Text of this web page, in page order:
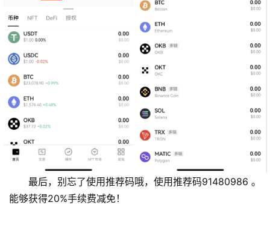
币
圈
新
行
最后，别忘了使用推荐码哦，使用推荐码91480986 。
能够获得20%手续费减免！